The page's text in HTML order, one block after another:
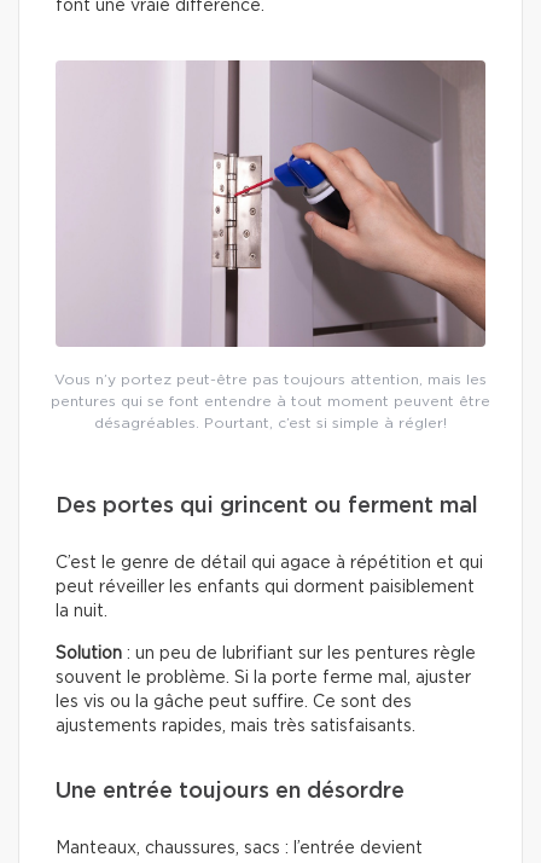
font une vraie différence.
Vous n’y portez peut-être pas toujours attention, mais les
pentures qui se font entendre à tout moment peuvent être
désagréables. Pourtant, c’est si simple à régler!
Des portes qui grincent ou ferment mal
C’est le genre de détail qui agace à répétition et qui
peut réveiller les enfants qui dorment paisiblement
la nuit.
Solution : un peu de lubrifiant sur les pentures règle
souvent le problème. Si la porte ferme mal, ajuster
les vis ou la gâche peut suffire. Ce sont des
ajustements rapides, mais très satisfaisants.
Une entrée toujours en désordre
Manteaux, chaussures, sacs : l’entrée devient